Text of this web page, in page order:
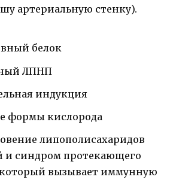
артериальную стенку).
белок
ЛПНП
индукция
формы кислорода
липополисахаридов
и синдром протекающего
вызывает иммунную